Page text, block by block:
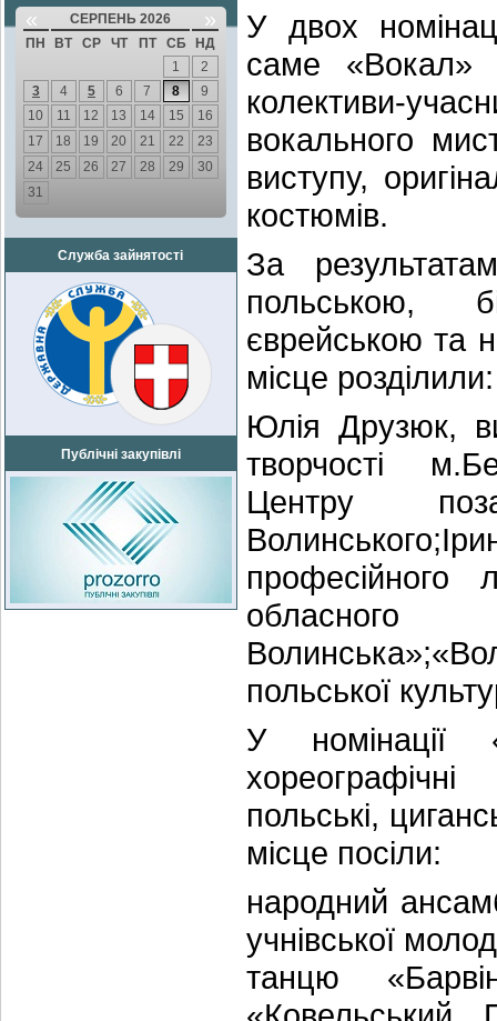
« СЕРПЕНЬ 2026 »
ПН ВТ СР ЧТ ПТ СБ
НД
1
2
3
4 5 6 7 8
9
10
11 12 13 14 15
16
17
18 19 20 21 22
23
24
25 26 27 28 29
30
31
Служба зайнятості
Публічні закупівлі
У двох
саме «Вокал»
колективи-
вокального
виступу,
костюмів.
За
польською,
єврейською та
місце розділили:
Юлія Друзюк,
творчості
Центру
професійного
обласного
польської
У номінації
польські,
місце посіли:
народний
учнівської
танцю